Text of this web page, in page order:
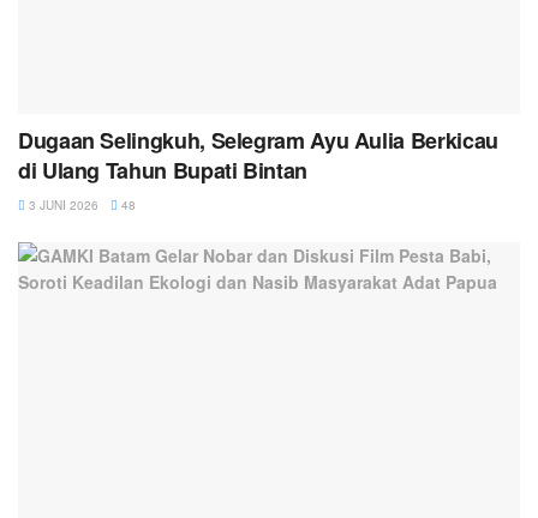
Dugaan Selingkuh, Selegram Ayu Aulia Berkicau
di Ulang Tahun Bupati Bintan
3 JUNI 2026 48